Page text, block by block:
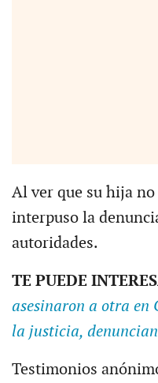
Al ver que su hija
interpuso la
autoridades.
TE PUEDE
asesinaron a otra en
la justicia, denuncian
Testimonios